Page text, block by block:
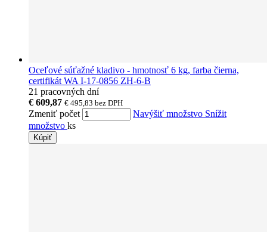
Oceľové súťažné kladivo - hmotnosť 6 kg, farba čierna,
certifikát WA I-17-0856 ZH-6-B
21 pracovných dní
€ 609,87 € 495,83 bez DPH
Zmeniť počet Navýšiť množstvo Snížit
množstvo ks
Kúpiť